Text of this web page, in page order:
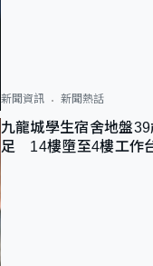
新聞資訊 新聞熱話
九龍城學生宿舍地盤
足 14樓墮至4樓工作